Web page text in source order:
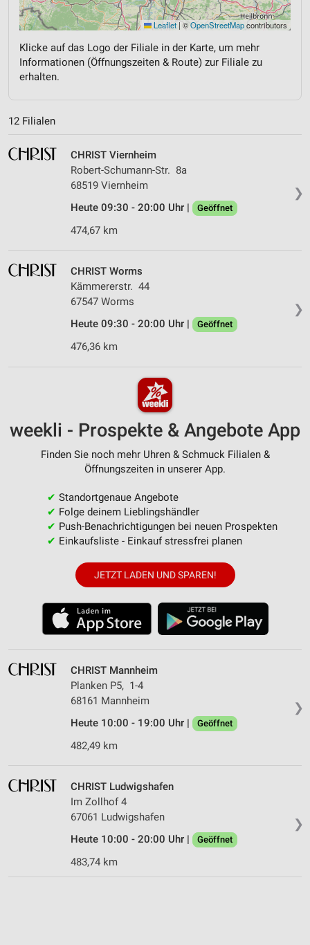
Leaflet | ©OpenStreetMapcontributors
Klicke auf das Logo der Filiale in der Karte, um mehr
Informationen (Öffnungszeiten & Route) zur Filiale zu
erhalten.
12 Filialen
❯
CHRIST Viernheim
Robert-Schumann-Str. 8a
68519 Viernheim
Heute 09:30 - 20:00 Uhr |
Geöffnet
474,67 km
❯
CHRIST Worms
Kämmererstr. 44
67547 Worms
Heute 09:30 - 20:00 Uhr |
Geöffnet
476,36 km
weekli - Prospekte & Angebote App
Finden Sie noch mehr Uhren & Schmuck Filialen &
Öffnungszeiten in unserer App.
✔ Standortgenaue Angebote
✔ Folge deinem Lieblingshändler
✔ Push-Benachrichtigungen bei neuen Prospekten
✔ Einkaufsliste - Einkauf stressfrei planen
JETZT LADEN UND SPAREN!
❯
CHRIST Mannheim
Planken P5, 1-4
68161 Mannheim
Heute 10:00 - 19:00 Uhr |
Geöffnet
482,49 km
❯
CHRIST Ludwigshafen
Im Zollhof 4
67061 Ludwigshafen
Heute 10:00 - 20:00 Uhr |
Geöffnet
483,74 km